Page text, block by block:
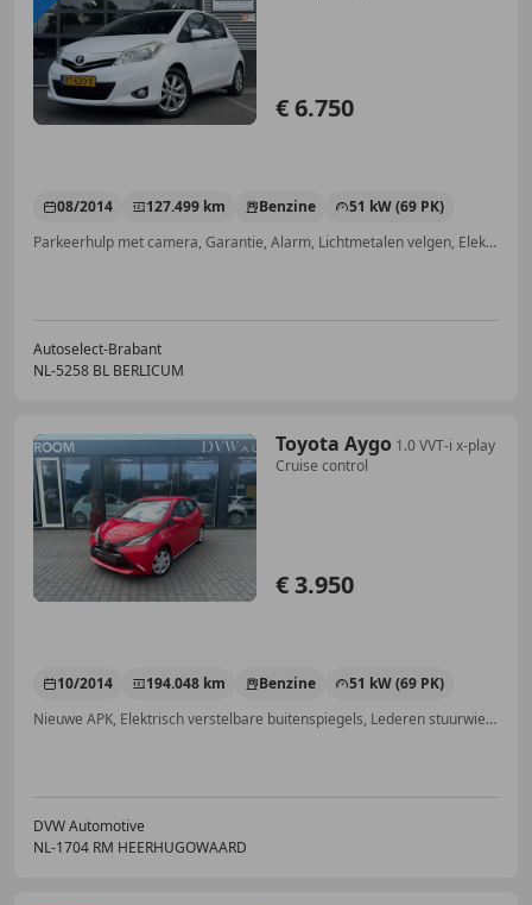
€ 6.750
08/2014 127.499 km Benzine
51 kW (69 PK)
Parkeerhulp met camera, Garantie, Alarm, Lichtmetalen velgen, Elektrisch verstelbare buitenspiegels, Automatische klimaatregeling, Multifunctioneel stuurwiel, Zij-airbags
Autoselect-Brabant
NL-5258 BL BERLICUM
Toyota Aygo 1.0 VVT-i x-play
Cruise control
€ 3.950
10/2014 194.048 km Benzine
51 kW (69 PK)
Nieuwe APK, Elektrisch verstelbare buitenspiegels, Lederen stuurwiel, Met onderhoudshistorie, Zij-airbags, Electronic Stability Program, Traction control, Airbag passagier
DVW Automotive
NL-1704 RM HEERHUGOWAARD